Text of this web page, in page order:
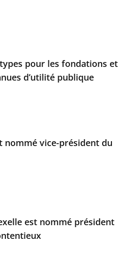
pour les fondations et
d’utilité publique
nommé vice-président du
est nommé président